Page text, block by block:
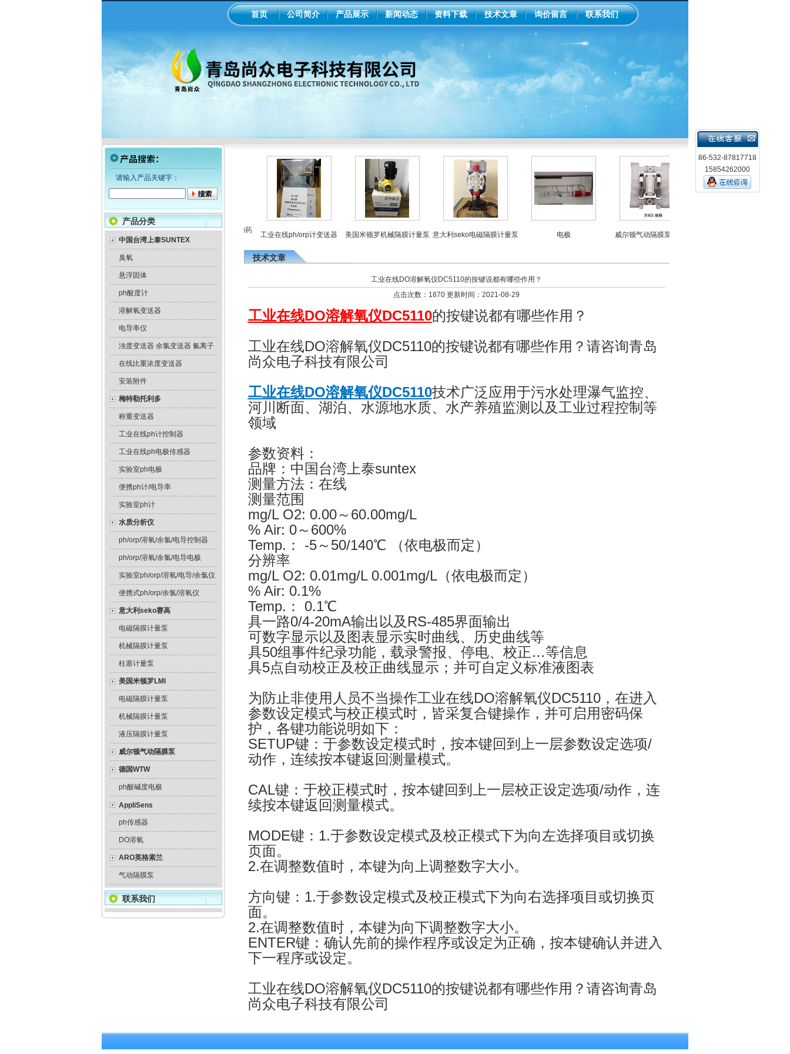
首页 公司简介 产品展示 新闻动态 资料下载 技术文章 询价留言 联系我们
请输入产品关键字：
产品分类
中国台湾上泰SUNTEX
臭氧
悬浮固体
ph酸度计
溶解氧变送器
电导率仪
浊度变送器 余氯变送器 氟离子
在线比重浓度变送器
安装附件
梅特勒托利多
称重变送器
工业在线ph计控制器
工业在线ph电极传感器
实验室ph电极
便携ph计/电导率
实验室ph计
水质分析仪
ph/orp/溶氧/余氯/电导控制器
ph/orp/溶氧/余氯/电导电极
实验室ph/orp/溶氧/电导/余氯仪
便携式ph/orp/余氯/溶氧仪
意大利seko赛高
电磁隔膜计量泵
机械隔膜计量泵
柱塞计量泵
美国米顿罗LMI
电磁隔膜计量泵
机械隔膜计量泵
液压隔膜计量泵
威尔顿气动隔膜泵
德国WTW
ph酸碱度电极
AppliSens
ph传感器
DO溶氧
ARO英格索兰
气动隔膜泵
联系我们
LMI米顿罗电磁隔膜泵加药
工业在线ph/orp计变送器 美国米顿罗机械隔膜计量泵 意大利seko电磁隔膜计量泵 电极 威尔顿气动隔膜泵P025
技术文章
工业在线DO溶解氧仪DC5110的按键说都有哪些作用？
点击次数：1870 更新时间：2021-08-29
工业在线DO溶解氧仪DC5110的按键说都有哪些作用？
工业在线DO溶解氧仪DC5110的按键说都有哪些作用？请咨询青岛
尚众电子科技有限公司
工业在线DO溶解氧仪DC5110技术广泛应用于污水处理瀑气监控、
河川断面、湖泊、水源地水质、水产养殖监测以及工业过程控制等
领域
参数资料：
品牌：中国台湾上泰suntex
测量方法：在线
测量范围
mg/L O2: 0.00～60.00mg/L
% Air: 0～600%
Temp.： -5～50/140℃ （依电极而定）
分辨率
mg/L O2: 0.01mg/L 0.001mg/L（依电极而定）
% Air: 0.1%
Temp.： 0.1℃
具一路0/4-20mA输出以及RS-485界面输出
可数字显示以及图表显示实时曲线、历史曲线等
具50组事件纪录功能，载录警报、停电、校正…等信息
具5点自动校正及校正曲线显示；并可自定义标准液图表
为防止非使用人员不当操作工业在线DO溶解氧仪DC5110，在进入
参数设定模式与校正模式时，皆采复合键操作，并可启用密码保
护，各键功能说明如下：
SETUP键：于参数设定模式时，按本键回到上一层参数设定选项/
动作，连续按本键返回测量模式。
CAL键：于校正模式时，按本键回到上一层校正设定选项/动作，连
续按本键返回测量模式。
MODE键：1.于参数设定模式及校正模式下为向左选择项目或切换
页面。
2.在调整数值时，本键为向上调整数字大小。
方向键：1.于参数设定模式及校正模式下为向右选择项目或切换页
面。
2.在调整数值时，本键为向下调整数字大小。
ENTER键：确认先前的操作程序或设定为正确，按本键确认并进入
下一程序或设定。
工业在线DO溶解氧仪DC5110的按键说都有哪些作用？请咨询青岛
尚众电子科技有限公司
86-532-87817718
15854262000